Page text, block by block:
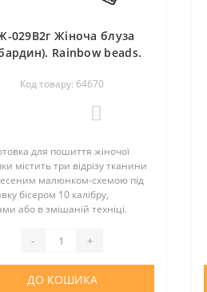
029В2г Жіноча блуза
Rainbow beads.
нитками або бісером
Код товару: 64670
для пошиття жіночої
містить три відрізу тканини
малюнком-схемою під
бісером 10 калібру,
або в змішаній техніці.
тканини: 100% поліестер.
- +
ДО КОШИКА